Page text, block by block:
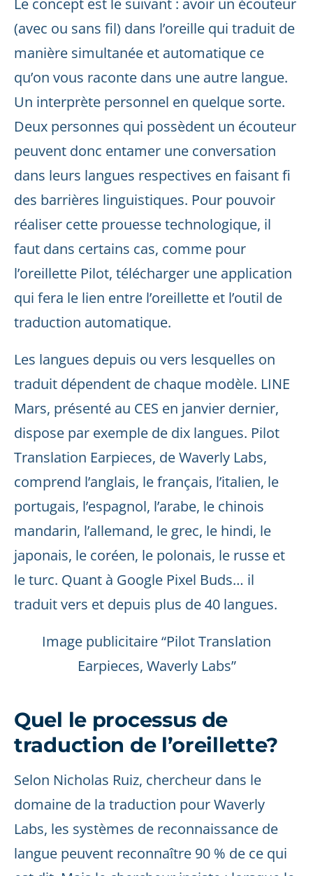
Le concept est le suivant : avoir un écouteur
(avec ou sans fil) dans l’oreille qui traduit de
manière simultanée et automatique ce
qu’on vous raconte dans une autre langue.
Un interprète personnel en quelque sorte.
Deux personnes qui possèdent un écouteur
peuvent donc entamer une conversation
dans leurs langues respectives en faisant fi
des barrières linguistiques. Pour pouvoir
réaliser cette prouesse technologique, il
faut dans certains cas, comme pour
l’oreillette Pilot, télécharger une application
qui fera le lien entre l’oreillette et l’outil de
traduction automatique.
Les langues depuis ou vers lesquelles on
traduit dépendent de chaque modèle. LINE
Mars, présenté au CES en janvier dernier,
dispose par exemple de dix langues. Pilot
Translation Earpieces, de Waverly Labs,
comprend l’anglais, le français, l’italien, le
portugais, l’espagnol, l’arabe, le chinois
mandarin, l’allemand, le grec, le hindi, le
japonais, le coréen, le polonais, le russe et
le turc. Quant à Google Pixel Buds… il
traduit vers et depuis plus de 40 langues.
Image publicitaire “Pilot Translation
Earpieces, Waverly Labs”
Quel le processus de
traduction de l’oreillette?
Selon Nicholas Ruiz, chercheur dans le
domaine de la traduction pour Waverly
Labs, les systèmes de reconnaissance de
langue peuvent reconnaître 90 % de ce qui